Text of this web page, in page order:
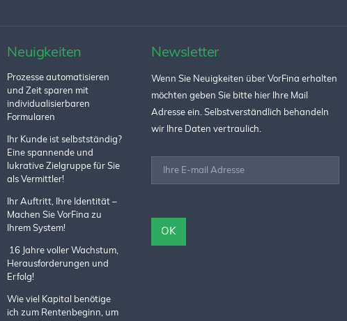
Neuigkeiten
Prozesse automatisieren
und Zeit sparen mit
individualisierbaren
Formularen
Ihr Kunde ist selbstständig?
Eine spannende und
lukrative Zielgruppe für Sie
als Vermittler!
Ihr Auftritt, Ihre Identität –
Machen Sie VorFina zu
Ihrem System!
16 Jahre voller Wachstum,
Herausforderungen und
Erfolg!
Wie viel Kapital benötige
ich zum Rentenbeginn, um
Newsletter
Wenn Sie Neuigkeiten über VorFina erhalten
möchten geben Sie bitte hier Ihre Mail
Adresse ein. Selbstverständlich behandeln
wir Ihre Daten vertraulich.